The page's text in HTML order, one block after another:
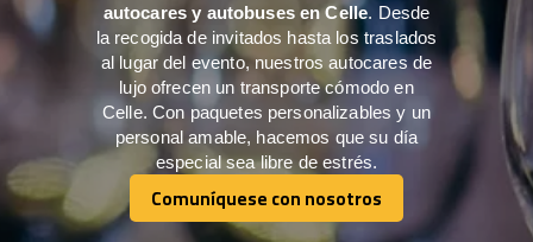
autocares y autobuses en Celle. Desde
la recogida de invitados hasta los traslados
al lugar del evento, nuestros autocares de
lujo ofrecen un transporte cómodo en
Celle. Con paquetes personalizables y un
personal amable, hacemos que su día
especial sea libre de estrés.
Comuníquese con nosotros
Comuníquese con nosotros